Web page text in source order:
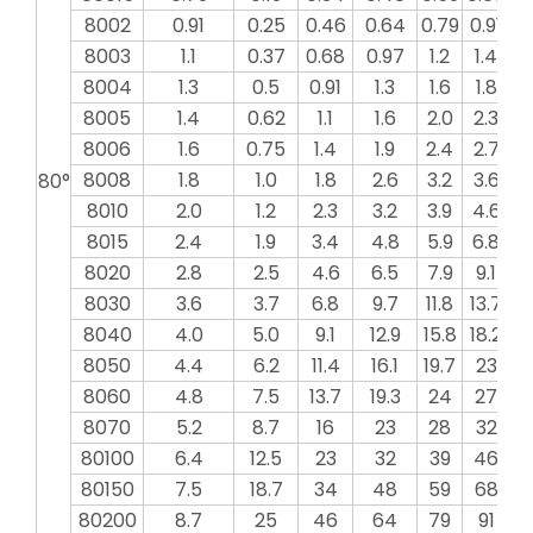
80°
8002
0.91 0.25 0.46 0.64 0.79 0.91
8003
1.1 0.37 0.68 0.97 1.2 1.4
8004
1.3 0.5 0.91 1.3 1.6 1.8
8005
1.4 0.62 1.1 1.6 2.0 2.3
8006
1.6 0.75 1.4 1.9 2.4 2.7
8008
1.8 1.0 1.8 2.6 3.2 3.6
8010
2.0 1.2 2.3 3.2 3.9 4.6
8015
2.4 1.9 3.4 4.8 5.9 6.8
8020
2.8 2.5 4.6 6.5 7.9 9.1
8030
3.6 3.7 6.8 9.7 11.8 13.7
8040
4.0 5.0 9.1 12.9 15.8 18.2
8050
4.4 6.2 11.4 16.1 19.7 23
8060
4.8 7.5 13.7 19.3 24 27
8070
5.2 8.7 16 23 28 32
80100
6.4 12.5 23 32 39 46
80150
7.5 18.7 34 48 59 68
80200
8.7 25 46 64 79 91